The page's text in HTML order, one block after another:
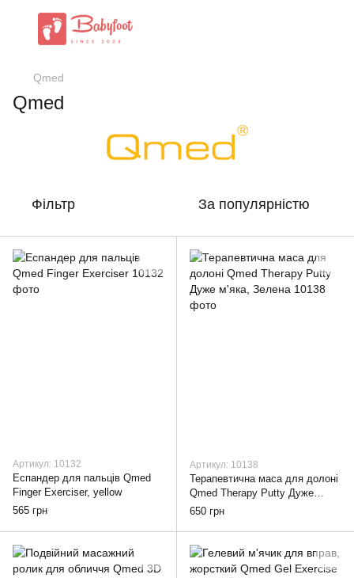
Qmed
Qmed
Фільтр За популярністю
Артикул: 10132
Еспандер для пальців Qmed
Finger Exerciser, yellow
565 грн
Артикул: 10138
Терапевтична маса для долоні
Qmed Therapy Putty Дуже
м'яка, Зелена
650 грн